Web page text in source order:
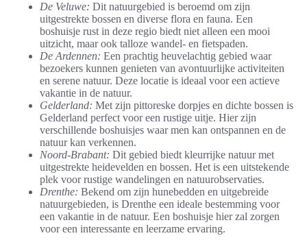
De Veluwe: Dit natuurgebied is beroemd om zijn
uitgestrekte bossen en diverse flora en fauna. Een
boshuisje rust in deze regio biedt niet alleen een mooi
uitzicht, maar ook talloze wandel- en fietspaden.
De Ardennen: Een prachtig heuvelachtig gebied waar
bezoekers kunnen genieten van avontuurlijke activiteiten
en serene natuur. Deze locatie is ideaal voor een actieve
vakantie in de natuur.
Gelderland: Met zijn pittoreske dorpjes en dichte bossen is
Gelderland perfect voor een rustige uitje. Hier zijn
verschillende boshuisjes waar men kan ontspannen en de
natuur kan verkennen.
Noord-Brabant: Dit gebied biedt kleurrijke natuur met
uitgestrekte heidevelden en bossen. Het is een uitstekende
plek voor rustige wandelingen en natuurobservaties.
Drenthe: Bekend om zijn hunebedden en uitgebreide
natuurgebieden, is Drenthe een ideale bestemming voor
een vakantie in de natuur. Een boshuisje hier zal zorgen
voor een interessante en leerzame ervaring.